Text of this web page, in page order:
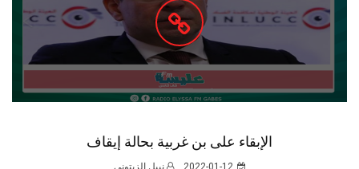
الإبقاء على بن غربية بحالة إيقاف
2022-01-12 نبيل الزيتوني